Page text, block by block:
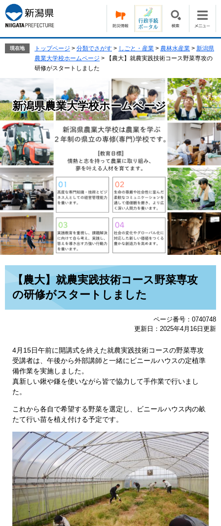
ー
ジ
の
ニ
ュ
ー
本
文
へ
現在地 トップページ > 分類でさがす > しごと・産業 > 農林水産業 > 新潟県
農業大学校ホームページ >
【農大】就農実践技術コース野菜専攻の
研修がスタートしました
新潟県農業大学校ホームページ
【農大】就農実践技術コース野菜専攻
の研修がスタートしました
ページ番号：0740748
更新日：2025年4月16日更新
4月15日午前に開講式を終えた就農実践技術コースの野菜専攻
受講者は、午後から外部講師と一緒にビニールハウスの定植準
備作業を実施しました。
真新しい鍬や鎌を使いながら皆で協力して手作業で行いまし
た。
これから各自で希望する野菜を選定し、ビニールハウス内の畝
たて行い苗を植え付ける予定です。